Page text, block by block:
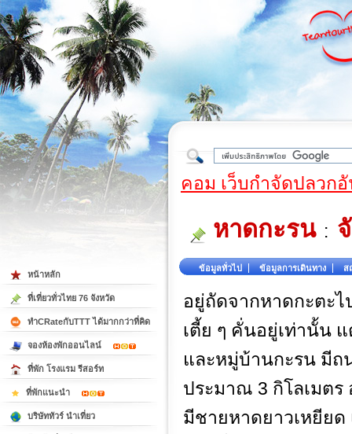
ต้
คอม เว็บกำจัดปลวก
หาดกะรน :
ข้อมูลทั่วไป ข้อมูลการเดินทาง ส
อยู่ถัดจากหาดกะตะไ
เตี้ย ๆ คั่นอยู่เท่านั้น
และหมู่บ้านกะรน มีถ
ประมาณ 3 กิโลเมตร
มีชายหาดยาวเหยียด
หน้าหลัก
ที่เที่ยวทั่วไทย 76 จังหวัด
ทำCRateกับTTT ได้มากกว่าที่คิด
จองห้องพักออนไลน์
ที่พัก โรงแรม รีสอร์ท
ที่พักแนะนำ
บริษัททัวร์ นำเที่ยว